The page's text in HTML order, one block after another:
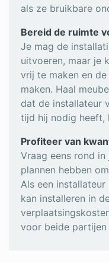
als ze bruikbare
Bereid de ruimte
Je mag de
uitvoeren, maar je
vrij te maken en
maken. Haal
dat de installateur
tijd hij nodig heeft,
Profiteer van
Vraag eens rond
plannen hebben
Als een
kan installeren in
voor beide partijen